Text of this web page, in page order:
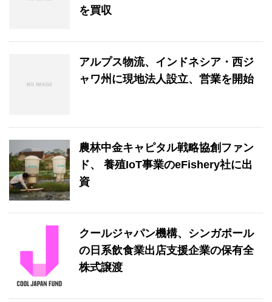
を買収
アルプス物流、インドネシア・西ジ
ャワ州に現地法人設立、営業を開始
農林中金キャピタル戦略協創ファン
ド、 養殖IoT事業のeFishery社に出
資
クールジャパン機構、シンガポール
の日系飲食業出店支援企業の保有全
株式譲渡